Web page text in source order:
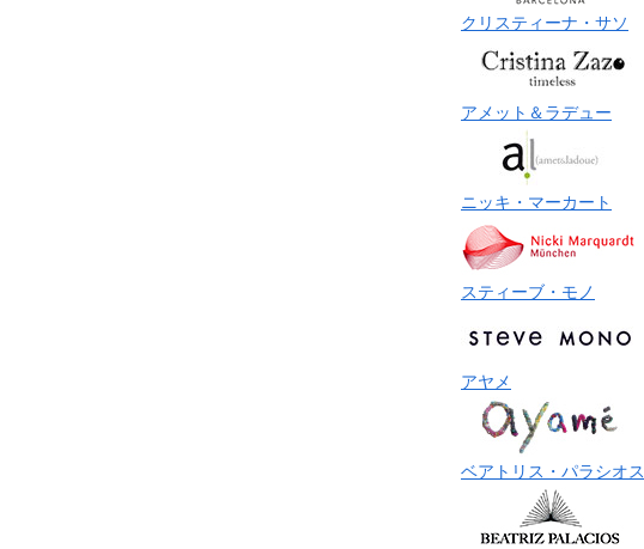
クリスティーナ・サソ
アメット＆ラデュー
ニッキ・マーカート
スティーブ・モノ
アヤメ
ベアトリス・パラシオス